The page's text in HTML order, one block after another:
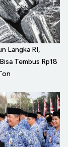
Langka RI,
Tembus Rp18